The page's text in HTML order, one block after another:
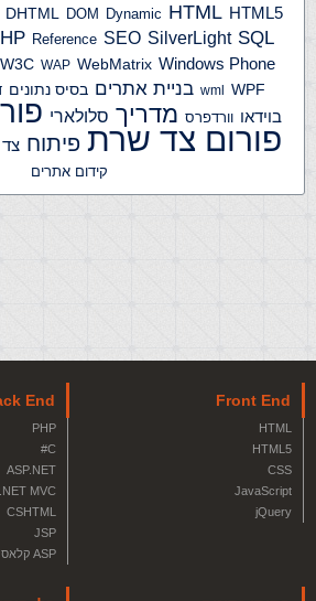
DHTML DOM Dynamic HTML HTML5
Reference SEO SilverLight SQL
W3C WAP WebMatrix Windows Phone
wml WPF בניית אתרים בסיס נתונים
בוידאו וורדפרס מדריך סלולארי
פורום צד שרת פיתוח
קידום אתרים
Front End
HTML
HTML5
CSS
JavaScript
jQuery
End
PHP
C#
ASP.NET
MVC
CSHTML
JSP
ASP קלאסי